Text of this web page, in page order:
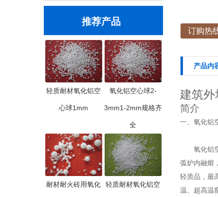
推荐产品
轻质耐材氧化铝空
心球1mm
氧化铝空心球2-
3mm1-2mm规格齐
全
耐材耐火砖用氧化 轻质耐材氧化铝空
订购热
产品内
建筑
简介
一、氧化铝
氧化铝空
弧炉内融熔
轻质品，最
温、超高温